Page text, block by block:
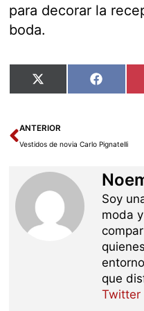
para decorar la
boda.
Compartir
en
X
(Twitter) en
Ant
ANTERIOR
Vestidos de novia Carlo Pignatelli
Soy
moda
que
Twitter